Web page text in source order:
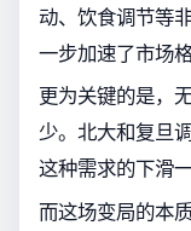
动、饮食调节等
一步加速了市场
更为关键的是，
少。北大和复旦
这种需求的下滑
而这场变局的本